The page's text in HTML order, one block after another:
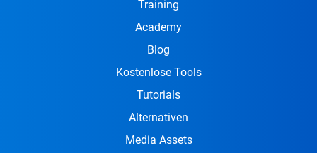
Training
Academy
Blog
Kostenlose Tools
Tutorials
Alternativen
Media Assets